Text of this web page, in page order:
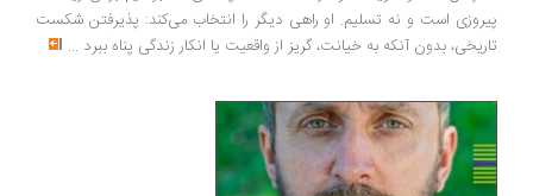
است و نه تسلیم. او راهی دیگر را انتخاب می‌کند: پذیرفتن شکست
بدون آنکه به خیانت، گریز از واقعیت یا انکار زندگی پناه ببرد...